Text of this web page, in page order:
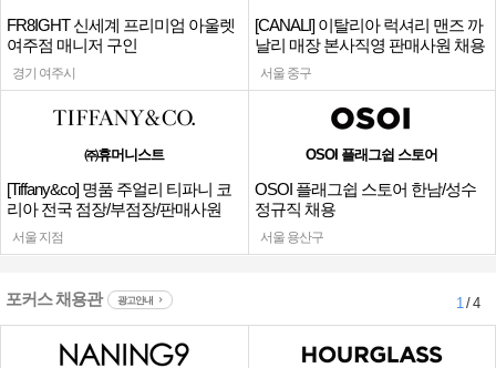
FR8IGHT 신세계 프리미엄 아울렛
여주점 매니저 구인
경기 여주시
[CANALI] 이탈리아 럭셔리 맨즈 까
날리 매장 본사직영 판매사원 채용
서울 중구
㈜휴머니스트
[Tiffany&co] 명품 주얼리 티파니 코
리아 전국 점장/부점장/판매사원
서울 지점
OSOI 플래그쉽 스토어
OSOI 플래그쉽 스토어 한남/성수
정규직 채용
서울 용산구
포커스 채용관 광고안내 1/ 4